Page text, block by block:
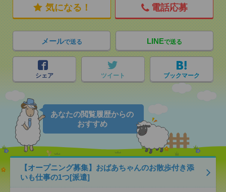
気になる！ 電話応募
メールで送る LINEで送る
シェア ツイート ブックマーク
あなたの閲覧履歴からの
おすすめ
【オープニング募集】おばあちゃんのお散歩付き添
いも仕事の1つ[派遣]